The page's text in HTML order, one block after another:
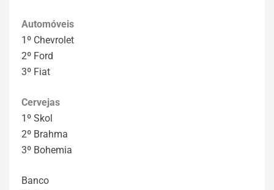
Automóveis
1º Chevrolet
2º Ford
3º Fiat
Cervejas
1º Skol
2º Brahma
3º Bohemia
Banco